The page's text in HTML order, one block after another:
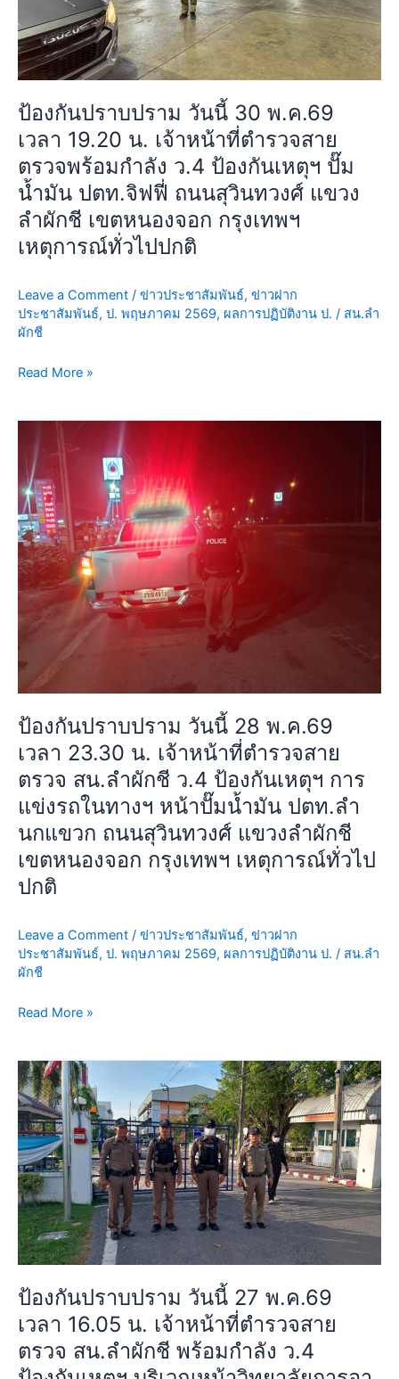
เหตุการณ์
ทั่วไป
ปกติ
ป้องกันปราบปราม วันนี้ 30 พ.ค.69
เวลา 19.20 น. เจ้าหน้าที่ตำรวจสาย
ตรวจพร้อมกำลัง ว.4 ป้องกันเหตุฯ ปั๊ม
น้ำมัน ปตท.จิฟฟี่ ถนนสุวินทวงศ์ แขวง
ลำผักชี เขตหนองจอก กรุงเทพฯ
เหตุการณ์ทั่วไปปกติ
Leave a Comment / ข่าวประชาสัมพันธ์, ข่าวฝาก
ประชาสัมพันธ์, ป. พฤษภาคม 2569, ผลการปฏิบัติงาน ป. / สน.ลำ
ผักชี
เจ้า
หน้าที่
ตำรวจ
ตรวจ
พร้อม
ว.4
ป้องกัน
เห
ตุฯ
ปตท.จิฟ
ฟี่
สุ
แขวง
ลำ
ผักชี
เขต
หนองจอก
กรุงเทพฯ
เหตุการณ์
ทั่วไป
ปกติ
Read More »
ป้องกันปราบปราม วันนี้ 28 พ.ค.69
เวลา 23.30 น. เจ้าหน้าที่ตำรวจสาย
ตรวจ สน.ลำผักชี ว.4 ป้องกันเหตุฯ การ
แข่งรถในทางฯ หน้าปั๊มน้ำมัน ปตท.ลำ
นกแขวก ถนนสุวินทวงศ์ แขวงลำผักชี
เขตหนองจอก กรุงเทพฯ เหตุการณ์ทั่วไป
ปกติ
Leave a Comment / ข่าวประชาสัมพันธ์, ข่าวฝาก
ประชาสัมพันธ์, ป. พฤษภาคม 2569, ผลการปฏิบัติงาน ป. / สน.ลำ
ผักชี
ปราบ
ปราม
วัน
นี้
28
พ.ค.69
เวลา
23.30
หน้าที่
ตำรวจ
ตรวจ
สน.ลำ
ผักชี
ป้องกัน
เห
ตุฯ
การ
ใน
ทางฯ
ปั๊ม
นก
แขวก
ถนน
สุ
วิ
นท
วงศ์
แขวง
ลำ
ผักชี
เขต
หนองจอก
กรุงเทพฯ
เหตุการณ์
ทั่วไป
Read More »
ป้องกันปราบปราม วันนี้ 27 พ.ค.69
เวลา 16.05 น. เจ้าหน้าที่ตำรวจสาย
ตรวจ สน.ลำผักชี พร้อมกำลัง ว.4
ป้องกัน
ปราบ
ปราม
วัน
นี้
27
พ.ค.69
เวลา
16.05
น.
เจ้า
หน้าที่
ตำรวจ
สาย
ตรวจ